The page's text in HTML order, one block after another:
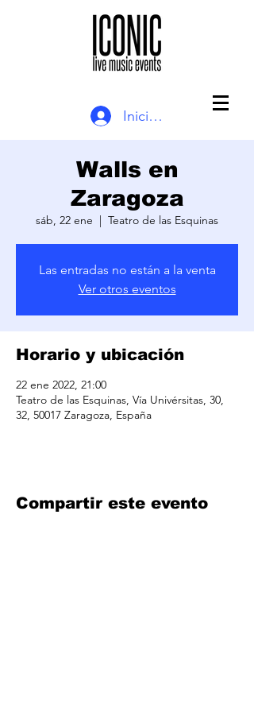
Iniciar sesión
Walls en
Zaragoza
sáb, 22 ene
  |
Teatro de las Esquinas
Las entradas no están a la venta
Ver otros eventos
Horario y ubicación
22 ene 2022, 21:00
Teatro de las Esquinas, Vía Univérsitas, 30,
32, 50017 Zaragoza, España
Compartir este evento